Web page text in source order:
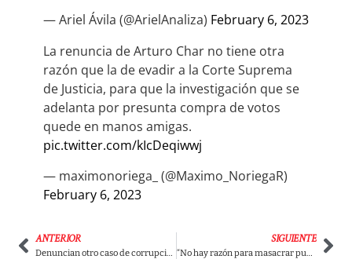
— Ariel Ávila (@ArielAnaliza) February 6, 2023
La renuncia de Arturo Char no tiene otra
razón que la de evadir a la Corte Suprema
de Justicia, para que la investigación que se
adelanta por presunta compra de votos
quede en manos amigas.
pic.twitter.com/kIcDeqiwwj
— maximonoriega_ (@Maximo_NoriegaR)
February 6, 2023
ANTERIOR
Denuncian otro caso de corrupción durante gobierno Duque, esta vez en la Unidad de Restitución de Tierras
SIGUIENTE
“No hay razón para masacrar pueblos enteros por ser de izquierda”: Hija de José Antequera, militante asesinado de la UP